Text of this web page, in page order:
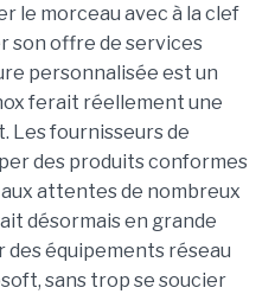
le morceau avec à la clef
son offre de services
personnalisée est un
ferait réellement une
Les fournisseurs de
des produits conformes
attentes de nombreux
désormais en grande
équipements réseau
sans trop se soucier